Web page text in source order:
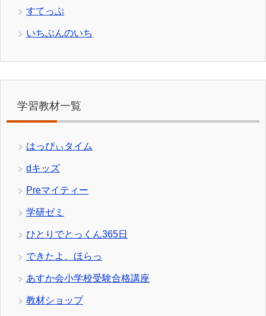
すてっぷ
いちぶんのいち
学習教材一覧
はっぴぃタイム
dキッズ
Preマイティー
学研ゼミ
ひとりでとっくん365日
できたよ、ほらっ
あすか会小学校受験合格講座
教材ショップ